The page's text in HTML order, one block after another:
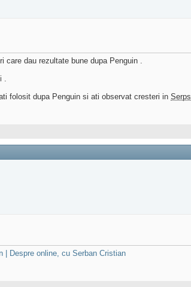
dau rezultate bune dupa Penguin .
.
folosit dupa Penguin si ati observat cresteri in Serps
| Despre online, cu Serban Cristian